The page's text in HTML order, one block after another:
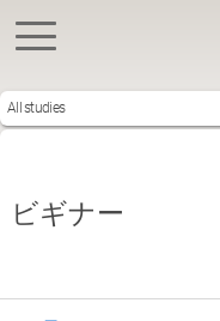
All studies
ビギナー